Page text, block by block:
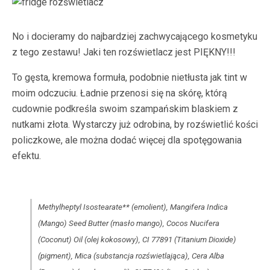
No i docieramy do najbardziej zachwycającego kosmetyku
z tego zestawu! Jaki ten rozświetlacz jest PIĘKNY!!!
To gęsta, kremowa formuła, podobnie nietłusta jak tint w
moim odczuciu. Ładnie przenosi się na skórę, którą
cudownie podkreśla swoim szampańskim blaskiem z
nutkami złota. Wystarczy już odrobina, by rozświetlić kości
policzkowe, ale można dodać więcej dla spotęgowania
efektu.
Methylheptyl Isostearate** (emolient), Mangifera Indica
(Mango) Seed Butter (masło mango), Cocos Nucifera
(Coconut) Oil (olej kokosowy), CI 77891 (Titanium Dioxide)
(pigment), Mica (substancja rozświetlająca), Cera Alba